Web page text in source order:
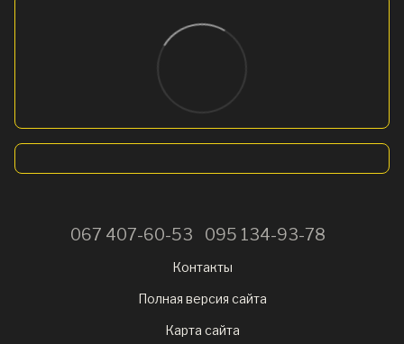
067 407-60-53 095 134-93-78
Контакты
Полная версия сайта
Карта сайта